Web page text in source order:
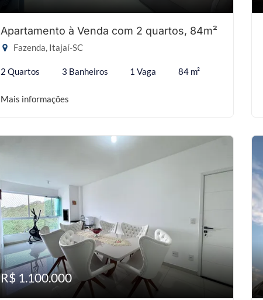
Apartamento à Venda com 2 quartos, 84m²
Fazenda, Itajaí-SC
2 Quartos 3 Banheiros 1 Vaga 84 m²
Mais informações
R$ 1.100.000